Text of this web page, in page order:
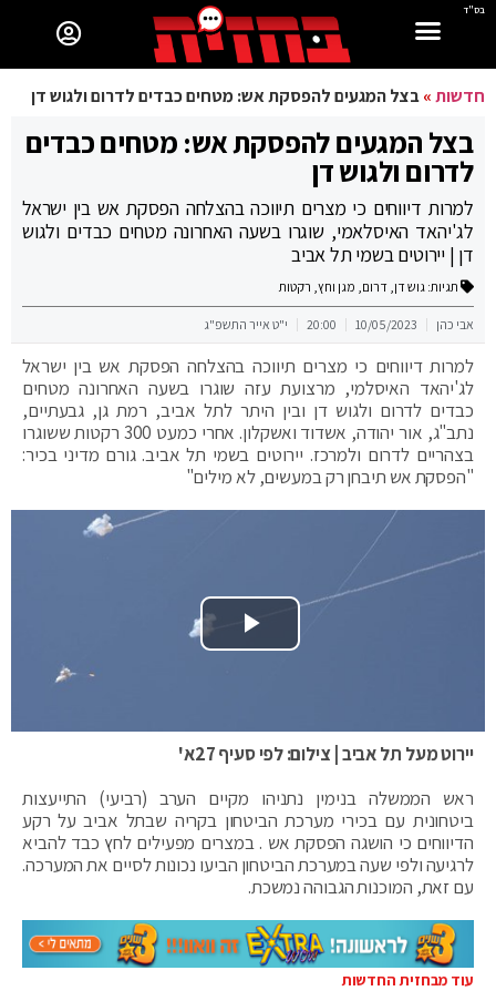
בס"ד
חדשות»בצל המגעים להפסקת אש: מטחים כבדים לדרום ולגוש דן
בצל המגעים להפסקת אש: מטחים כבדים
לדרום ולגוש דן
למרות דיווחים כי מצרים תיווכה בהצלחה הפסקת אש בין ישראל
לג'יהאד האיסלאמי, שוגרו בשעה האחרונה מטחים כבדים ולגוש
דן | יירוטים בשמי תל אביב
תגיות: גוש דן, דרום, מגן וחץ, רקטות
אבי כהן 10/05/2023
20:00 י"ט אייר התשפ"ג
למרות דיווחים כי מצרים תיווכה בהצלחה הפסקת אש בין ישראל
לג'יהאד האיסלמי, מרצועת עזה שוגרו בשעה האחרונה מטחים
כבדים לדרום ולגוש דן ובין היתר לתל אביב, רמת גן, גבעתיים,
נתב"ג, אור יהודה, אשדוד ואשקלון. אחרי כמעט 300 רקטות ששוגרו
בצהריים לדרום ולמרכז. יירוטים בשמי תל אביב. גורם מדיני בכיר:
"הפסקת אש תיבחן רק במעשים, לא מילים"
Play Video
יירוט מעל תל אביב | צילום: לפי סעיף 27א'
ראש הממשלה בנימין נתניהו מקיים הערב (רביעי) התייעצות
ביטחונית עם בכירי מערכת הביטחון בקריה שבתל אביב על רקע
הדיווחים כי הושגה הפסקת אש . במצרים מפעילים לחץ כבד להביא
לרגיעה ולפי שעה במערכת הביטחון הביעו נכונות לסיים את המערכה.
עם זאת, המוכנות הגבוהה נמשכת.
עוד מבחזית החדשות